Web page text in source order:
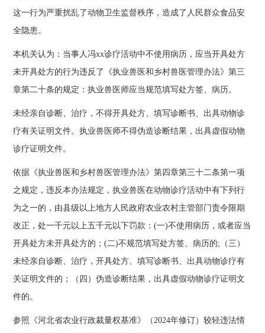
这一行为严重扰乱了动物卫生监督秩序，造成了人民群众食品安
全隐患。
本机关认为：当事人冯xx诊疗活动中不使用病历，应当开具处方
未开具处方的行为违反了《执业兽医和乡村兽医管理办法》第三
章第二十条的规定：执业兽医师应当规范填写处方签、病历。
未经亲自诊断、治疗，不得开具处方、填写诊断书、出具动物诊
疗有关证明文件。执业兽医师不得伪造诊断结果，出具虚假动物
诊疗证明文件。
依据《执业兽医和乡村兽医管理办法》第四章第三十二条第一项
之规定，违反本办法规定，执业兽医在动物诊疗活动中有下列行
为之一的，由县级以上地方人民政府农业农村主管部门责令限期
改正，处一千元以上五千元以下罚款：(一)不使用病历，或者应当
开具处方未开具处方的；(二)不规范填写处方签、病历的;（三）
未经亲自诊断、治疗，开具处方、填写诊断书、出具动物诊疗有
关证明文件的；（四）伪造诊断结果，出具虚假动物诊疗证明文
件的。
参照《河北省农业行政裁量权基准》（2024年修订）较轻违法情